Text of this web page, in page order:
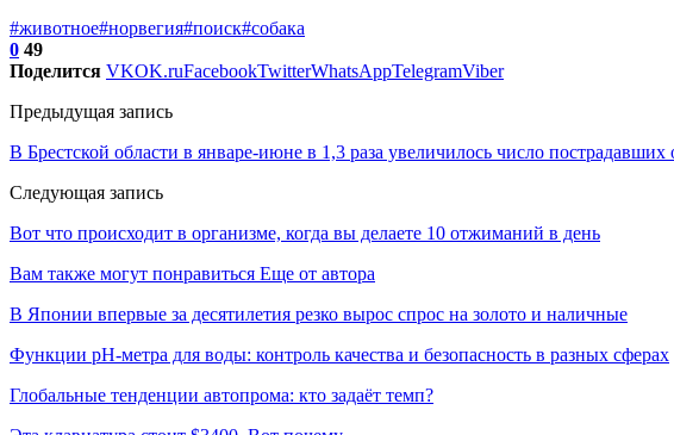
#животное#норвегия#поиск#собака
0 49
Поделится VKOK.ruFacebookTwitterWhatsAppTelegramViber
Предыдущая запись
В Брестской области в январе-июне в 1,3 раза увеличилось число пострадавших
Следующая запись
Вот что происходит в организме, когда вы делаете 10 отжиманий в день
Вам также могут понравиться Еще от автора
В Японии впервые за десятилетия резко вырос спрос на золото и наличные
Функции pH-метра для воды: контроль качества и безопасность в разных сферах
Глобальные тенденции автопрома: кто задаёт темп?